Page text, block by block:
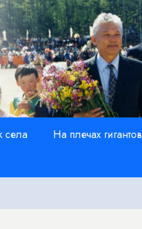
села
На плечах гигантов